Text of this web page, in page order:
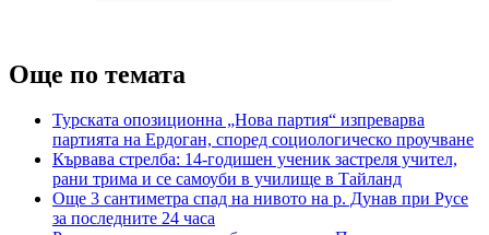
Още по темата
Турската опозиционна „Нова партия“ изпреварва
партията на Ердоган, според социологическо проучване
Кървава стрелба: 14-годишен ученик застреля учител,
рани трима и се самоуби в училище в Тайланд
Още 3 сантиметра спад на нивото на р. Дунав при Русе
за последните 24 часа